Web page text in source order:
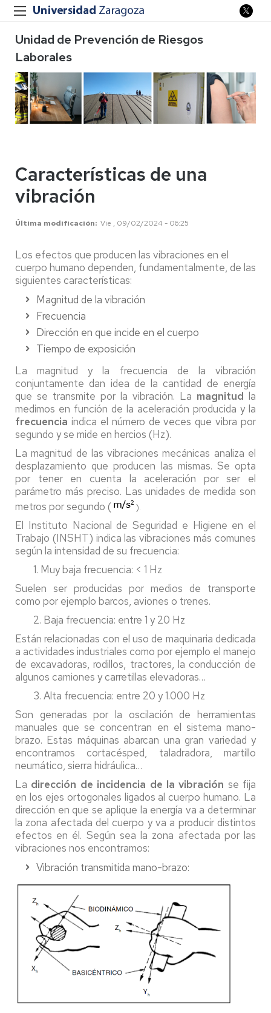
Unidad de Prevención de Riesgos
Laborales
Características de una
vibración
Última modificación Vie , 09/02/2024 - 06:25
Los efectos que producen las vibraciones en el
cuerpo humano dependen, fundamentalmente, de las
siguientes características:
Magnitud de la vibración
Frecuencia
Dirección en que incide en el cuerpo
Tiempo de exposición
La magnitud y la frecuencia de la vibración
conjuntamente dan idea de la cantidad de energía
que se transmite por la vibración. La magnitud la
medimos en función de la aceleración producida y la
frecuencia indica el número de veces que vibra por
segundo y se mide en hercios (Hz).
La magnitud de las vibraciones mecánicas analiza el
desplazamiento que producen las mismas. Se opta
por tener en cuenta la aceleración por ser el
parámetro más preciso. Las unidades de medida son
metros por segundo (
).
El Instituto Nacional de Seguridad e Higiene en el
Trabajo (INSHT) indica las vibraciones más comunes
según la intensidad de su frecuencia:
1. Muy baja frecuencia: < 1 Hz
Suelen ser producidas por medios de transporte
como por ejemplo barcos, aviones o trenes.
2. Baja frecuencia: entre 1 y 20 Hz
Están relacionadas con el uso de maquinaria dedicada
a actividades industriales como por ejemplo el manejo
de excavadoras, rodillos, tractores, la conducción de
algunos camiones y carretillas elevadoras…
3. Alta frecuencia: entre 20 y 1.000 Hz
Son generadas por la oscilación de herramientas
manuales que se concentran en el sistema mano-
brazo. Estas máquinas abarcan una gran variedad y
encontramos cortacésped, taladradora, martillo
neumático, sierra hidráulica…
La dirección de incidencia de la vibración se fija
en los ejes ortogonales ligados al cuerpo humano. La
dirección en que se aplique la energía va a determinar
la zona afectada del cuerpo y va a producir distintos
efectos en él. Según sea la zona afectada por las
vibraciones nos encontramos:
Vibración transmitida mano-brazo: